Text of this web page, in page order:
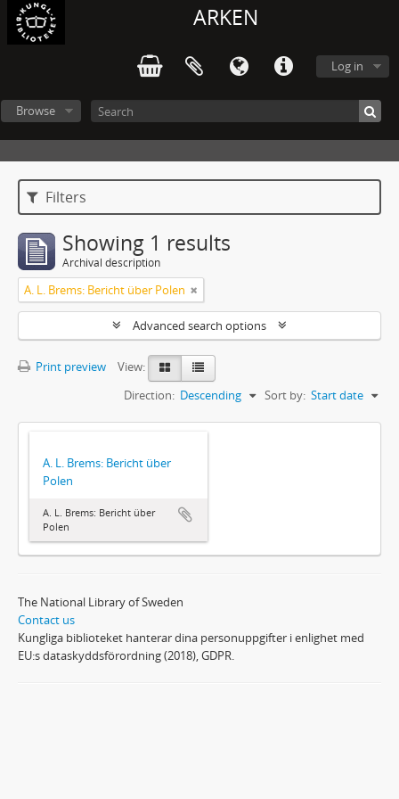
ARKEN
Log in
Browse
Filters
Showing 1 results
Archival description
A. L. Brems: Bericht über Polen
Advanced search options
Print preview
View:
Sort by: Start date
Direction: Descending
A. L. Brems: Bericht über
Polen
A. L. Brems: Bericht über
Polen
The National Library of Sweden
Contact us
Kungliga biblioteket hanterar dina personuppgifter i enlighet med
EU:s dataskyddsförordning (2018), GDPR.